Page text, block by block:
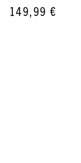
149,99 €